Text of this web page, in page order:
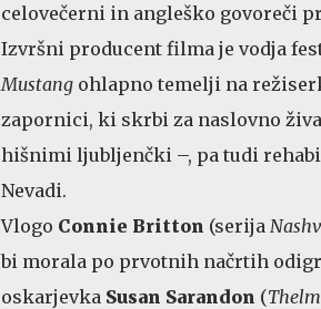
celovečerni in angleško govoreči
Izvršni producent filma je vodja
Mustang ohlapno temelji na
zapornici, ki skrbi za naslovno
hišnimi ljubljenčki –, pa tudi
Nevadi.
Vlogo Connie Britton (serija
bi morala po prvotnih načrtih
oskarjevka Susan Sarandon (